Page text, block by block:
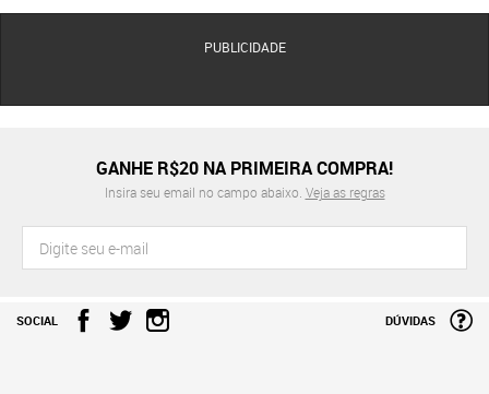
PUBLICIDADE
GANHE R$20 NA PRIMEIRA COMPRA!
Insira seu email no campo abaixo. Veja as regras
SOCIAL DÚVIDAS